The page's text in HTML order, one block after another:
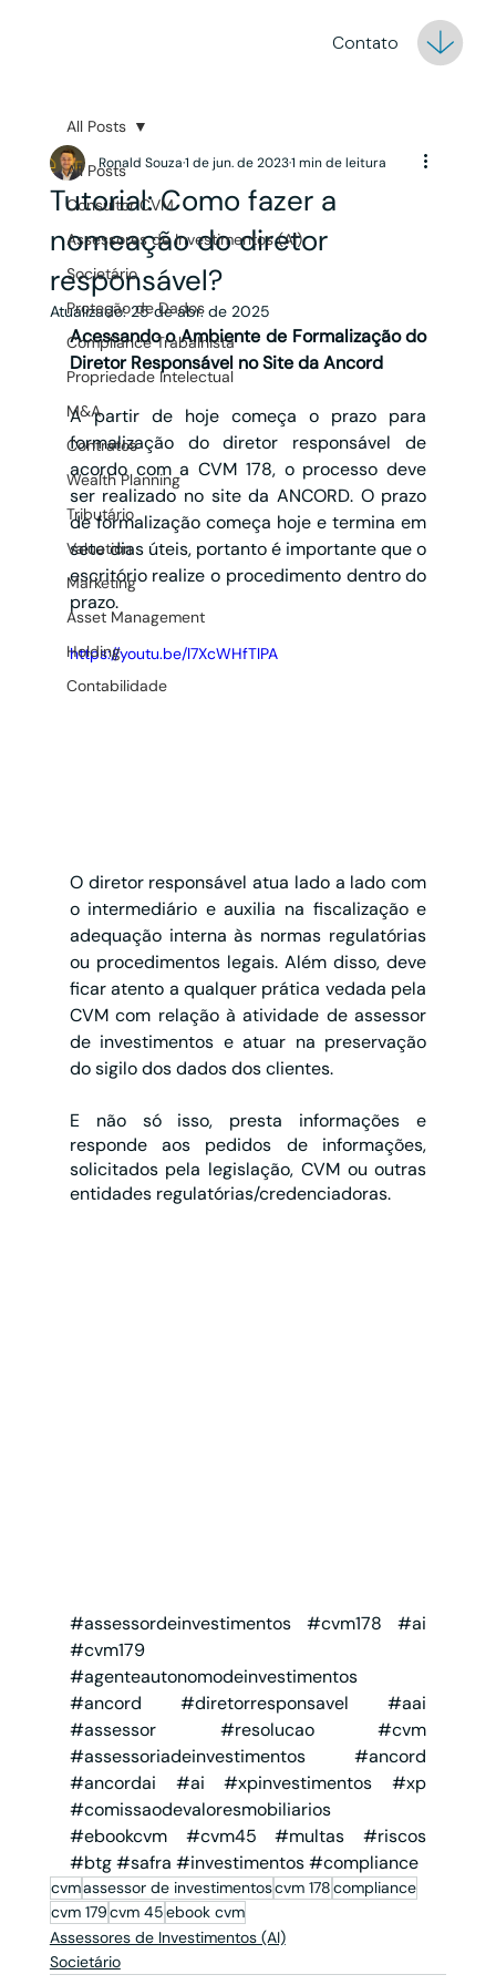
Contato
All Posts
Consultor CVM
Assessores de Investimentos (AI)
Societário
Proteção de Dados
Compliance Trabalhista
Propriedade Intelectual
M&A
Contratos
Wealth Planning
Tributário
Valuation
Marketing
Asset Management
Holding
Contabilidade
All Posts
Tutorial: Como fazer a
nomeação do diretor
responsável?
Ronald Souza1 de jun. de 20231 min de leitura
Atualizado:25 de abr. de 2025
Acessando o Ambiente de Formalização do
Diretor Responsável no Site da Ancord
A partir de hoje começa o prazo para
formalização do diretor responsável de
acordo com a CVM 178, o processo deve
ser realizado no site da ANCORD. O prazo
de formalização começa hoje e termina em
sete dias úteis, portanto é importante que o
escritório realize o procedimento dentro do
prazo.
https://youtu.be/l7XcWHfTlPA
O diretor responsável atua lado a lado com
o intermediário e auxilia na fiscalização e
adequação interna às normas regulatórias
ou procedimentos legais. Além disso, deve
ficar atento a qualquer prática vedada pela
CVM com relação à atividade de assessor
de investimentos e atuar na preservação
do sigilo dos dados dos clientes.
E não só isso, presta informações e
responde aos pedidos de informações,
solicitados pela legislação, CVM ou outras
entidades regulatórias/credenciadoras.
#assessordeinvestimentos #cvm178
#ai
#cvm179
#agenteautonomodeinvestimentos
#ancord
#diretorresponsavel
#aai
#assessor
#resolucao
#cvm
#assessoriadeinvestimentos
#ancord
#ancordai
#ai #xpinvestimentos
#xp
#comissaodevaloresmobiliarios
#ebookcvm
#cvm45 #multas
#riscos
#btg #safra #investimentos #compliance
cvmassessor de investimentoscvm 178compliance
cvm 179cvm 45ebook cvm
Assessores de Investimentos (AI)
Societário